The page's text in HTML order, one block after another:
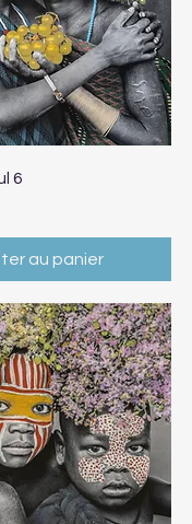
rapide
6
au panier